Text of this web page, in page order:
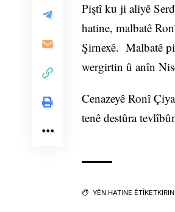
Piştî ku ji aliyê
hatine, malbatê
Şirnexê. Malbatê
wergirtin û anîn
Cenazeyê Ronî
tenê destûra
YÊN HATINE ÊTÎKETKIRIN